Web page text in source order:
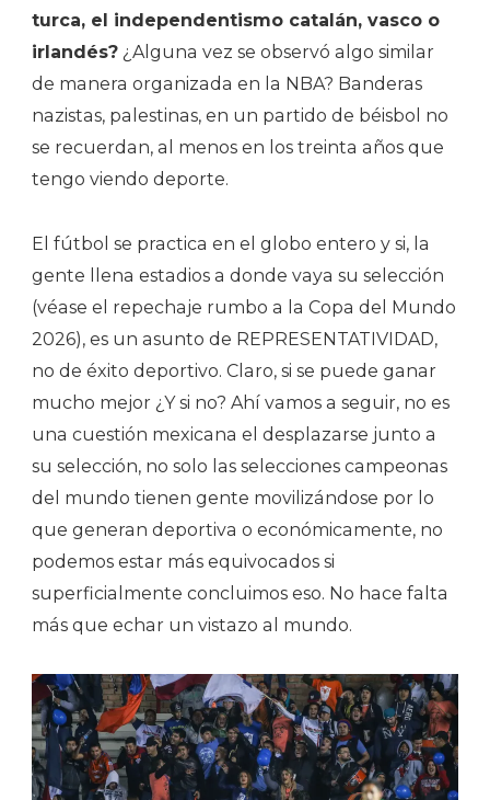
turca, el independentismo catalán, vasco o
irlandés? ¿Alguna vez se observó algo similar
de manera organizada en la NBA? Banderas
nazistas, palestinas, en un partido de béisbol no
se recuerdan, al menos en los treinta años que
tengo viendo deporte.
El fútbol se practica en el globo entero y si, la
gente llena estadios a donde vaya su selección
(véase el repechaje rumbo a la Copa del Mundo
2026), es un asunto de REPRESENTATIVIDAD,
no de éxito deportivo. Claro, si se puede ganar
mucho mejor ¿Y si no? Ahí vamos a seguir, no es
una cuestión mexicana el desplazarse junto a
su selección, no solo las selecciones campeonas
del mundo tienen gente movilizándose por lo
que generan deportiva o económicamente, no
podemos estar más equivocados si
superficialmente concluimos eso. No hace falta
más que echar un vistazo al mundo.